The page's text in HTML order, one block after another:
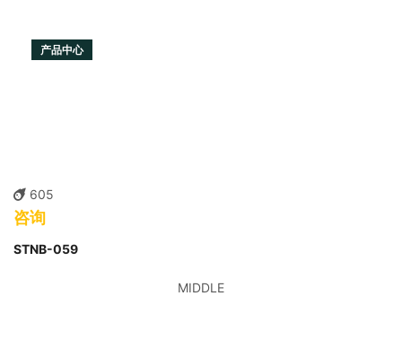
产品中心
605
咨询
STNB-059
MIDDLE